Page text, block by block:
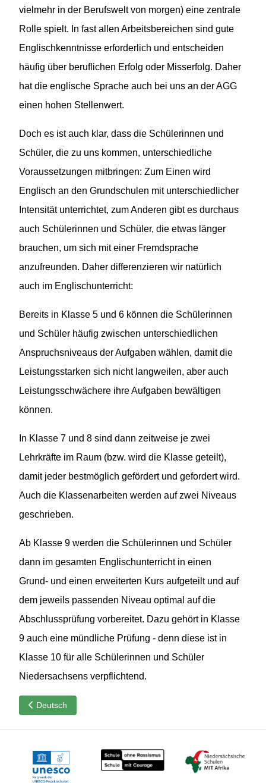
vielmehr in der Berufswelt von morgen) eine zentrale
Rolle spielt. In fast allen Arbeitsbereichen sind gute
Englischkenntnisse erforderlich und entscheiden
häufig über beruflichen Erfolg oder Misserfolg. Daher
hat die englische Sprache auch bei uns an der AGG
einen hohen Stellenwert.
Doch es ist auch klar, dass die Schülerinnen und
Schüler, die zu uns kommen, unterschiedliche
Voraussetzungen mitbringen: Zum Einen wird
Englisch an den Grundschulen mit unterschiedlicher
Intensität unterrichtet, zum Anderen gibt es durchaus
auch Schülerinnen und Schüler, die etwas länger
brauchen, um sich mit einer Fremdsprache
anzufreunden. Daher differenzieren wir natürlich
auch im Englischunterricht:
Bereits in Klasse 5 und 6 können die Schülerinnen
und Schüler häufig zwischen unterschiedlichen
Anspruchsniveaus der Aufgaben wählen, damit die
Leistungsstarken sich nicht langweilen, aber auch
Leistungsschwächere ihre Aufgaben bewältigen
können.
In Klasse 7 und 8 sind dann zeitweise je zwei
Lehrkräfte im Raum (bzw. wird die Klasse geteilt),
damit jeder bestmöglich gefördert und gefordert wird.
Auch die Klassenarbeiten werden auf zwei Niveaus
geschrieben.
Ab Klasse 9 werden die Schülerinnen und Schüler
dann im gesamten Englischunterricht in einen
Grund- und einen erweiterten Kurs aufgeteilt und auf
dem jeweils passenden Niveau optimal auf die
Abschlussprüfung vorbereitet. Dazu gehört in Klasse
9 auch eine mündliche Prüfung - denn diese ist in
Klasse 10 für alle Schülerinnen und Schüler
Niedersachsens verpflichtend.
Vorheriger Beitrag: Deutsch
Deutsch